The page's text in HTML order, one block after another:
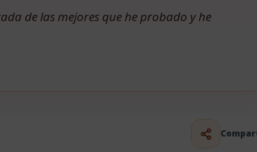
de las mejores que he probado y he